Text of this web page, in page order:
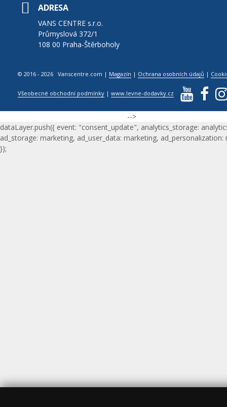
ADRESA
VANS CENTRE s.r.o.
Průmyslová 372/1
108 00 Praha-Štěrboholy
© 2016 - 2026 Vanscentre.com | Magazín | Ochrana osobních údajů |
Všeobecné obchodní podmínky |www.levne-dodavky.cz
-->
dataLayer.push({ event: "consent_update", analytics_storage:
ad_storage: marketing, ad_user_data: marketing, ad_personalization:
});